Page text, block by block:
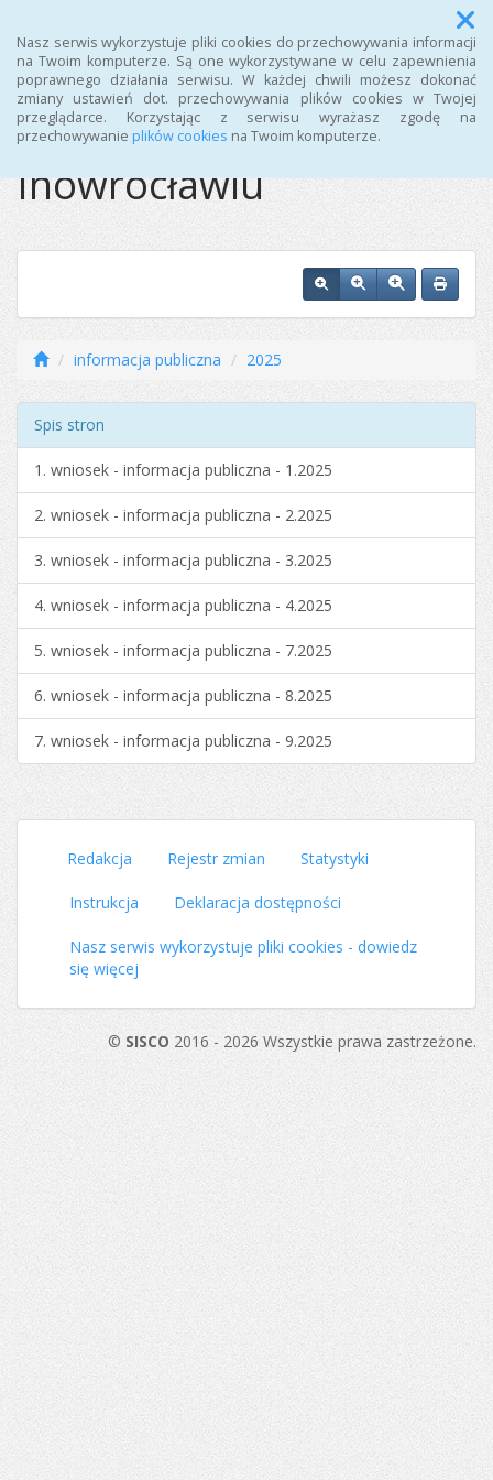
Nasz serwis wykorzystuje pliki cookies do przechowywania informacji
na Twoim komputerze. Są one wykorzystywane w celu zapewnienia
poprawnego działania serwisu. W każdej chwili możesz dokonać
zmiany ustawień dot. przechowywania plików cookies w Twojej
przeglądarce. Korzystając z serwisu wyrażasz zgodę na
przechowywanie plików cookies na Twoim komputerze.
Menu
Ośrodek Sportu i
Rekreacji w
Inowrocławiu
informacja publiczna 2025
Spis stron
1. wniosek - informacja publiczna - 1.2025
2. wniosek - informacja publiczna - 2.2025
3. wniosek - informacja publiczna - 3.2025
4. wniosek - informacja publiczna - 4.2025
5. wniosek - informacja publiczna - 7.2025
6. wniosek - informacja publiczna - 8.2025
7. wniosek - informacja publiczna - 9.2025
Redakcja Rejestr zmian Statystyki
Instrukcja Deklaracja dostępności
Nasz serwis wykorzystuje pliki cookies - dowiedz
się więcej
© SISCO 2016 - 2026 Wszystkie prawa zastrzeżone.